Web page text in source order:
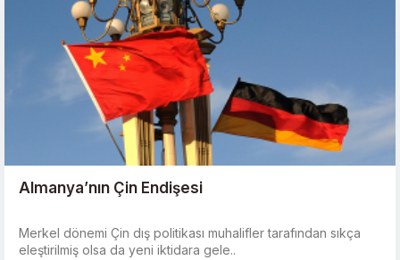
Almanya’nın Çin Endişesi
Merkel dönemi Çin dış politikası muhalifler tarafından sıkça
eleştirilmiş olsa da yeni iktidara gele..